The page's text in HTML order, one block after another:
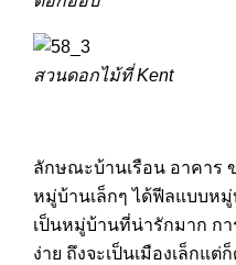
สวนดอกไม้ที่ Kent
ลักษณะบ้านเรือน อาคาร ข
หมู่บ้านเล็กๆ ได้ฟีลแบบห
เป็นหมู่บ้านที่น่ารักมาก กา
ง่าย ถึงจะเป็นเมืองเล็กแต่